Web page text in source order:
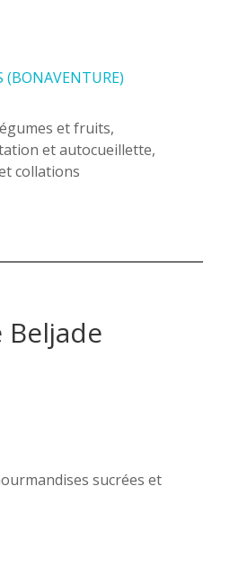
(BONAVENTURE)
et fruits,
et autocueillette,
collations
sucrées et